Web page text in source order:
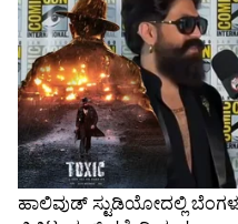
ಈ ಕ್ರಿಕೆಟಿಗನ ಆಸ್ತಿ ಎಷ್ಟು?
ಸಂಪಾದನೆ ಕೇಳಿದ್ರೆ ಶಾಕ್ ಆಗ್ತೀರಾ